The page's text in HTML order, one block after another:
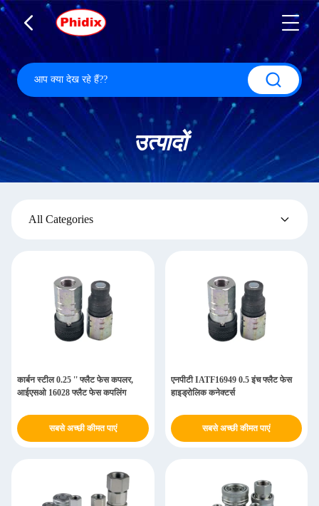
उत्पादों
All Categories
कार्बन स्टील 0.25 '' फ्लैट फेस कपलर,
आईएसओ 16028 फ्लैट फेस कपलिंग
सबसे अच्छी कीमत पाएं
एनपीटी IATF16949 0.5 इंच फ्लैट फेस
हाइड्रोलिक कनेक्टर्स
सबसे अच्छी कीमत पाएं